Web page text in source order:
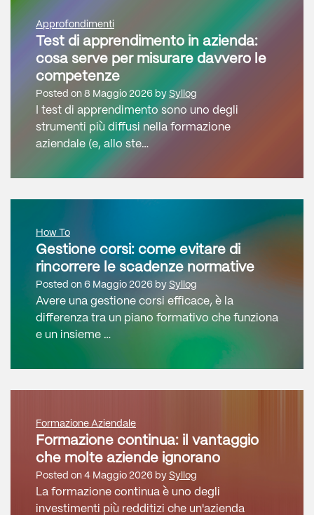
Approfondimenti
Test di apprendimento in azienda:
cosa serve per misurare davvero le
competenze
Posted on 8 Maggio 2026 by Syllog
I test di apprendimento sono uno degli
strumenti più diffusi nella formazione
aziendale (e, allo ste…
How To
Gestione corsi: come evitare di
rincorrere le scadenze normative
Posted on 6 Maggio 2026 by Syllog
Avere una gestione corsi efficace, è la
differenza tra un piano formativo che funziona
e un insieme …
Formazione Aziendale
Formazione continua: il vantaggio
che molte aziende ignorano
Posted on 4 Maggio 2026 by Syllog
La formazione continua è uno degli
investimenti più redditizi che un'azienda